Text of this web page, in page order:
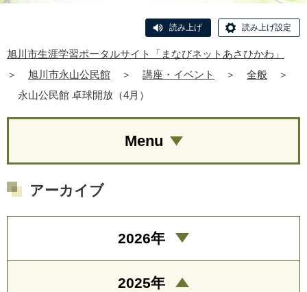
読み上げ 読み上げ設定
旭川市生涯学習ポータルサイト「まなびネットあさひかわ」
＞
旭川市永山公民館 ＞ 講座・イベント ＞ 全般
＞
永山公民館 卓球開放（4月）
Menu
アーカイブ
2026年
2025年